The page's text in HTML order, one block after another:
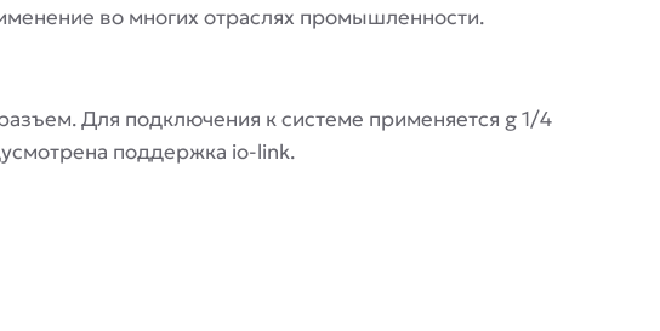
во многих отраслях промышленности.
Для подключения к системе применяется g 1/4
поддержка io-link.